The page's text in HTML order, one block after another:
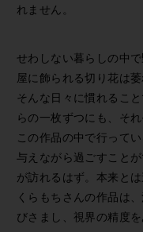
れません。
せわしない暮らしの中
屋に飾られる切り花は
そんな日々に慣れるこ
らの一枚ずつにも、そ
この作品の中で行って
与えながら過ごすこと
が訪れるはず。本来と
くらもちさんの作品は
びさまし、視界の精度を